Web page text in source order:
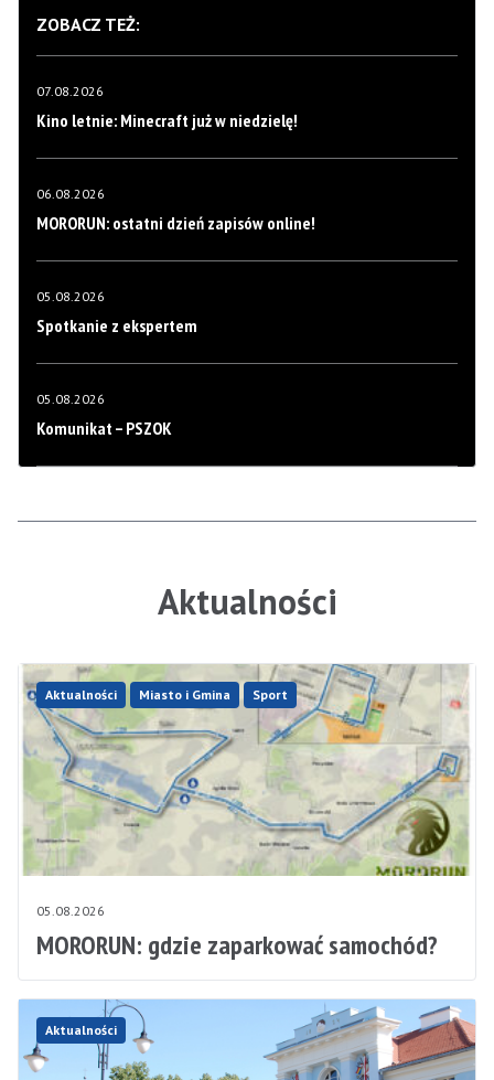
ZOBACZ TEŻ:
07.08.2026
Kino letnie: Minecraft już w niedzielę!
06.08.2026
MORORUN: ostatni dzień zapisów online!
05.08.2026
Spotkanie z ekspertem
05.08.2026
Komunikat – PSZOK
Aktualności
Aktualności Miasto i Gmina Sport
05.08.2026
MORORUN: gdzie zaparkować samochód?
Aktualności